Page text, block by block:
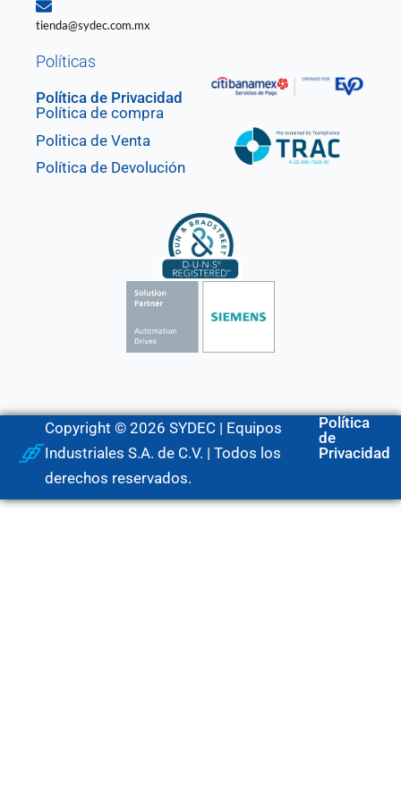
tienda@sydec.com.mx
Políticas
Política de Privacidad
Política de compra
Politica de Venta
Política de Devolución
Copyright © 2026 SYDEC | Equipos
Industriales S.A. de C.V. | Todos los
derechos reservados.
Política
de
Privacidad